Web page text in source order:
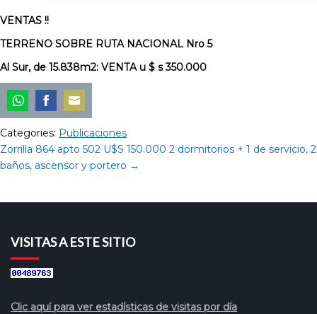
VENTAS !!
TERRENO SOBRE RUTA NACIONAL Nro 5
Al Sur, de 15.838m2: VENTA u $ s 350.000
Share
on
WhatsApp
Share
on
Facebook
Share
on
Email
Categories: Publicaciones
Zorrilla 864 apto 502 U$S 150.000 2 dormitorios + 1 de servicio, 2
baños, ascensor y portero →
VISITAS A ESTE SITIO
Clic aquí para ver estadísticas de visitas por día